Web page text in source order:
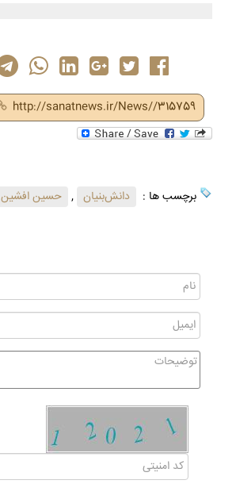
http://sanatnews.ir/News//315759
برچسب ها : دانش‌بنیان , حسین افشین